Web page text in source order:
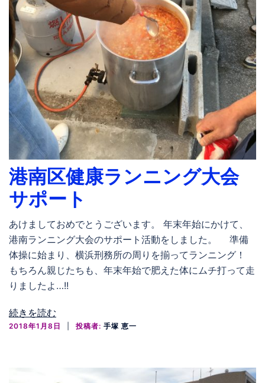
港南区健康ランニング大会
サポート
あけましておめでとうございます。 年末年始にかけて、
港南ランニング大会のサポート活動をしました。 準備
体操に始まり、横浜刑務所の周りを揃ってランニング！
もちろん親じたちも、年末年始で肥えた体にムチ打って走
りましたよ…!!
続きを読む
2018年1月8日 投稿者: 手塚 恵一